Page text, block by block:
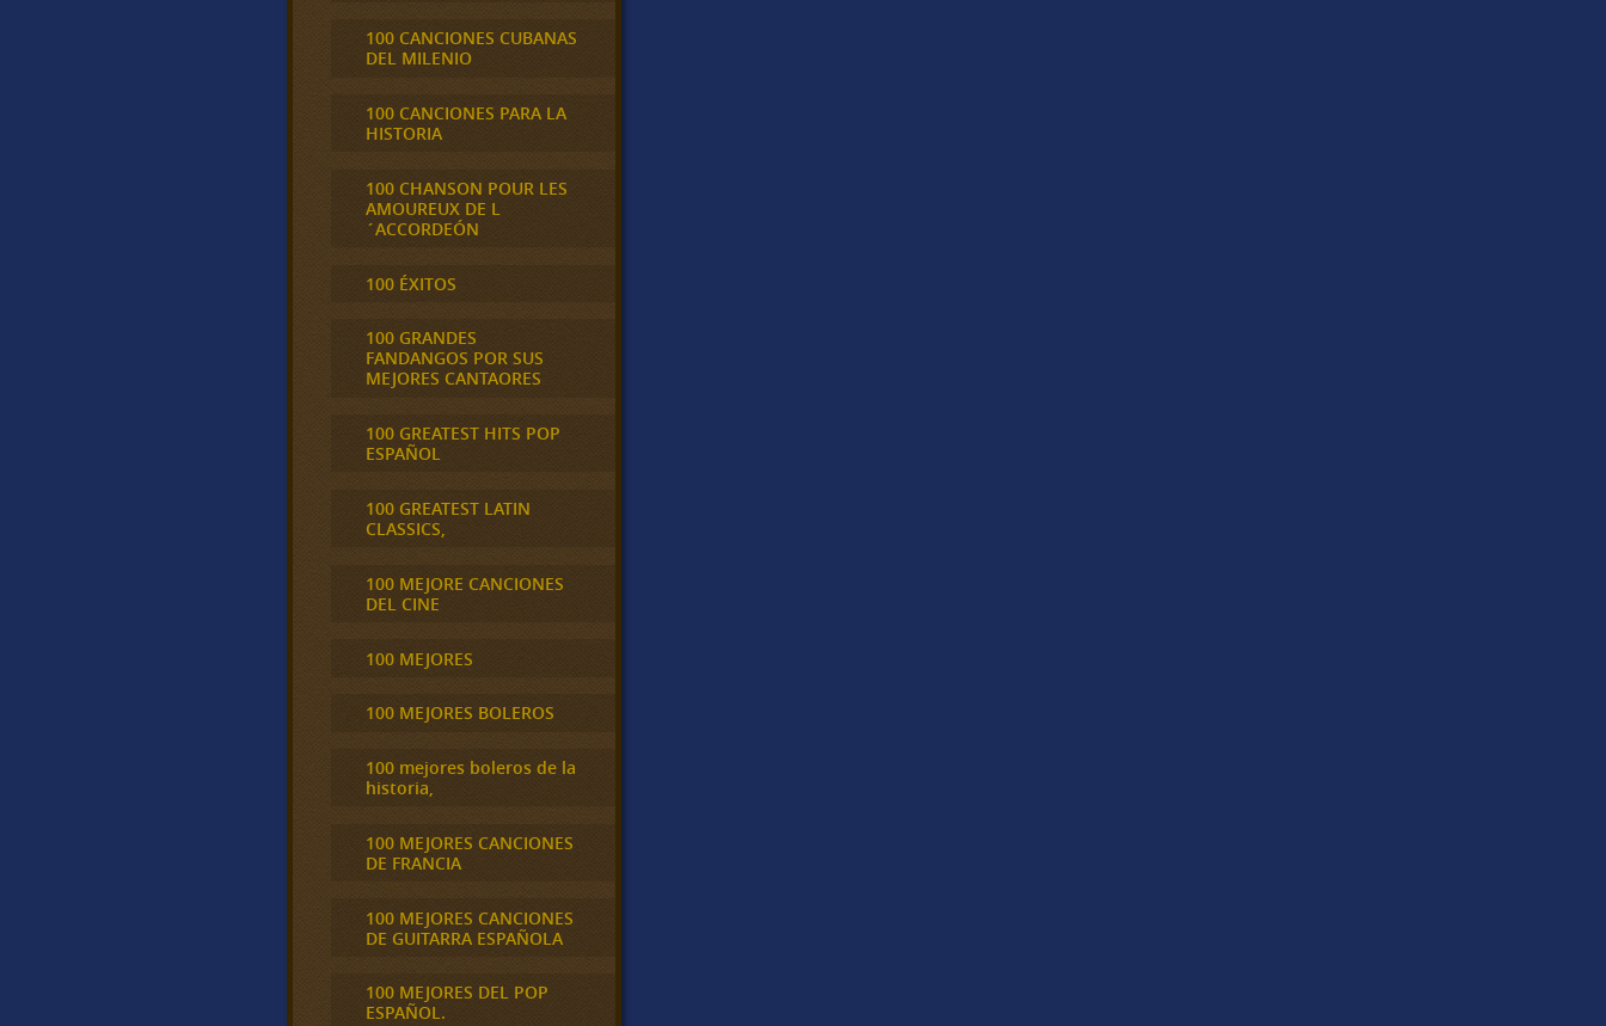
100 CANCIONES CUBANAS
DEL MILENIO
100 CANCIONES PARA LA
HISTORIA
100 CHANSON POUR LES
AMOUREUX DE L
´ACCORDEÓN
100 ÉXITOS
100 GRANDES
FANDANGOS POR SUS
MEJORES CANTAORES
100 GREATEST HITS POP
ESPAÑOL
100 GREATEST LATIN
CLASSICS,
100 MEJORE CANCIONES
DEL CINE
100 MEJORES
100 MEJORES BOLEROS
100 mejores boleros de la
historia,
100 MEJORES CANCIONES
DE FRANCIA
100 MEJORES CANCIONES
DE GUITARRA ESPAÑOLA
100 MEJORES DEL POP
ESPAÑOL.